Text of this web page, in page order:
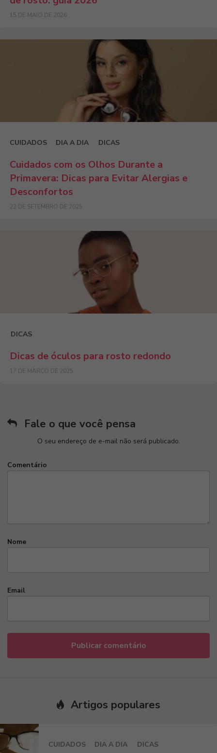
15 DE MAIO DE 2026
CUIDADOS DIA A DIA DICAS
Cuidados com os Olhos Durante a
Primavera: Dicas para Evitar Alergias e
Desconfortos
22 DE SETEMBRO DE 2025
DICAS
Dicas de óculos para rosto redondo
17 DE MARÇO DE 2025
Fale o que você pensa
O seu endereço de e-mail não será publicado.
Nome
Email
Comentário
Artigos populares
CUIDADOS DIA A DIA DICAS